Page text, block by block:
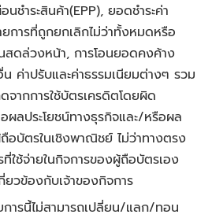
ชำระสินค้า(EPP), ยอดชำระค่า
ยการที่ถูกยกเลิกไม่ว่าทั้งหมดหรือ
สดล่วงหน้า, การโอนยอดคงค้าง
น ค่าปรับและค่าธรรมเนียมต่างๆ รวม
จากการใช้บัตรเครดิตโดยผิด
ลประโยชน์ทางธุรกิจและ/หรือผล
อบัตรในเชิงพาณิชย์ ไม่ว่าทางตรง
ใช้จ่ายในกิจการของผู้ถือบัตรเอง
วข้องกับเจ้าของกิจการ
การนี้ไม่สามารถเปลี่ยน/แลก/ทอน